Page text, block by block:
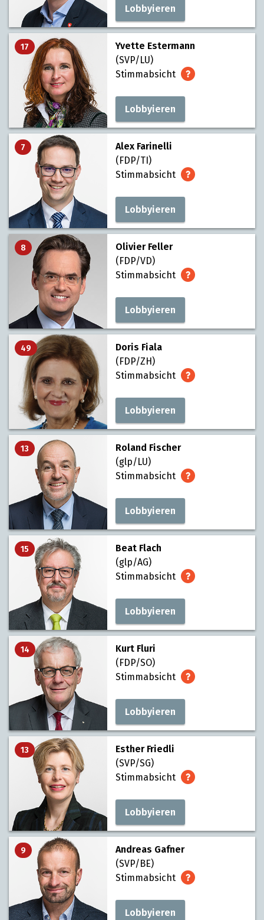
Lobbyieren
17
Yvette Estermann
(SVP/LU)
Stimmabsicht
Lobbyieren
7
Alex Farinelli
(FDP/TI)
Stimmabsicht
Lobbyieren
8
Olivier Feller
(FDP/VD)
Stimmabsicht
Lobbyieren
49
Doris Fiala
(FDP/ZH)
Stimmabsicht
Lobbyieren
13
Roland Fischer
(glp/LU)
Stimmabsicht
Lobbyieren
15
Beat Flach
(glp/AG)
Stimmabsicht
Lobbyieren
14
Kurt Fluri
(FDP/SO)
Stimmabsicht
Lobbyieren
13
Esther Friedli
(SVP/SG)
Stimmabsicht
Lobbyieren
9
Andreas Gafner
(SVP/BE)
Stimmabsicht
Lobbyieren